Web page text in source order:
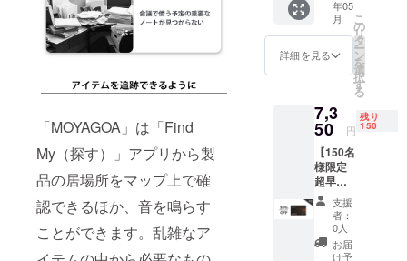
「MOYAGOA」は「Find
My（探す）」アプリから製
品の居場所をマップ上で確
認できるほか、音を鳴らす
ことができます。乱雑なア
製品の販売
だけでなく
運営にまで
で、日本の
皆様のニー
ズを十分に
満たす製品
をご提供し
続けること
が弊社の目
AGOA
」×1 定
価:10,5
00円
（税
込） ※
料（日
本国内
限定）
内容
物： ・
「MOY
AGOA
」×1 ・
日本語
取扱説
明書×1
年05
月
詳細を見る
こ
の
リ
タ
ー
ン
を
選
択
す
る
7,3
50 円
残り
150
【150名
様限定
超早割
30％OF
F】カー
ド型紛
失防止
タグ
支援
者：
0人
お届
け予